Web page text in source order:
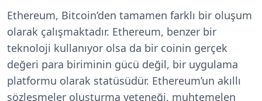
Ethereum, Bitcoin’den tamamen farklı bir oluşum
olarak çalışmaktadır. Ethereum, benzer bir
teknoloji kullanıyor olsa da bir coinin gerçek
değeri para biriminin gücü değil, bir uygulama
platformu olarak statüsüdür. Ethereum’un akıllı
sözleşmeler oluşturma yeteneği, muhtemelen